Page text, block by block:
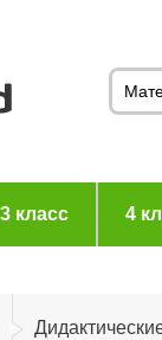
3 класс 4